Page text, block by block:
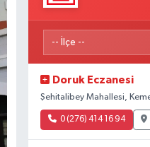
Doruk Eczanesi
Şehitalibey Mahallesi,
0 (276) 414 16 94